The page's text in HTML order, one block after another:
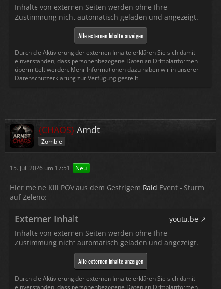
Inhalte von externen Seiten werden ohne Ihre
Zustimmung nicht automatisch geladen und angezeigt.
Alle externen Inhalte anzeigen
Durch die Aktivierung der externen Inhalte erklären Sie sich damit
einverstanden, dass personenbezogene Daten an Drittplattformen
übermittelt werden. Mehr Informationen dazu haben wir in unserer
Datenschutzerklärung zur Verfügung gestellt.
{CHAOS} Arndt
Zombie
15. Juli 2026 um 17:51 Neu
Hier meine Kill POV aus dem Gestrigem Raid Event - Sturm
auf Zeleno:
Externer Inhalt
youtu.be
Inhalte von externen Seiten werden ohne Ihre
Zustimmung nicht automatisch geladen und angezeigt.
Alle externen Inhalte anzeigen
Durch die Aktivierung der externen Inhalte erklären Sie sich damit
einverstanden, dass personenbezogene Daten an Drittplattformen